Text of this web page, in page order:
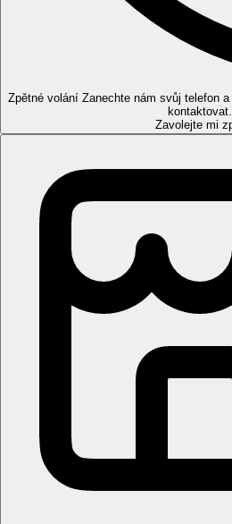
Zpětné volání Zanechte nám svůj telefon
kontaktovat.
Zavolejte mi